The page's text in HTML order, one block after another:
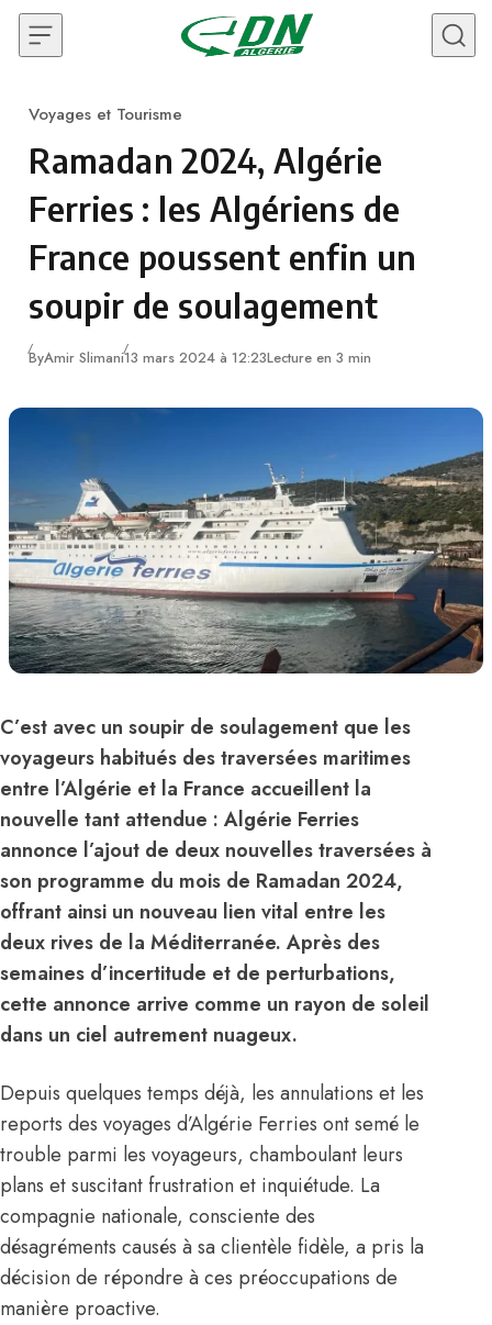
Skip to content
Category
Voyages et Tourisme
Ramadan 2024, Algérie
Ferries : les Algériens de
France poussent enfin un
soupir de soulagement
ByAmir Slimani13 mars 2024 à 12:23Lecture en 3 min
C’est avec un soupir de soulagement que les
voyageurs habitués des traversées maritimes
entre l’Algérie et la France accueillent la
nouvelle tant attendue : Algérie Ferries
annonce l’ajout de deux nouvelles traversées à
son programme du mois de Ramadan 2024,
offrant ainsi un nouveau lien vital entre les
deux rives de la Méditerranée. Après des
semaines d’incertitude et de perturbations,
cette annonce arrive comme un rayon de soleil
dans un ciel autrement nuageux.
Depuis quelques temps déjà, les annulations et les
reports des voyages d’Algérie Ferries ont semé le
trouble parmi les voyageurs, chamboulant leurs
plans et suscitant frustration et inquiétude. La
compagnie nationale, consciente des
désagréments causés à sa clientèle fidèle, a pris la
décision de répondre à ces préoccupations de
manière proactive.